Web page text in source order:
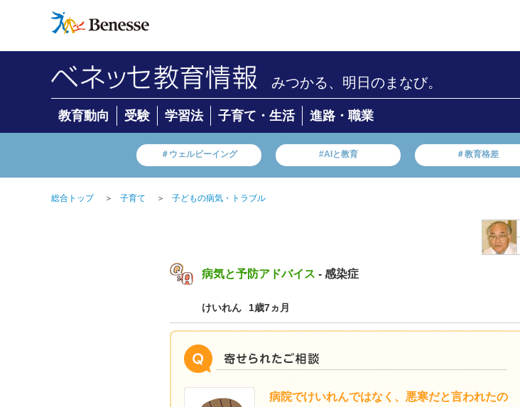
みつかる、明日のまなび。
教育動向 受験 学習法 子育て・生活 進路・職業
＃ウェルビーイング #AIと教育 ＃教育格差
総合トップ ＞ 子育て ＞ 子どもの病気・トラブル
病気と予防アドバイス - 感染症
けいれん 1歳7ヵ月
病院でけいれんではなく、悪寒だと言われたの